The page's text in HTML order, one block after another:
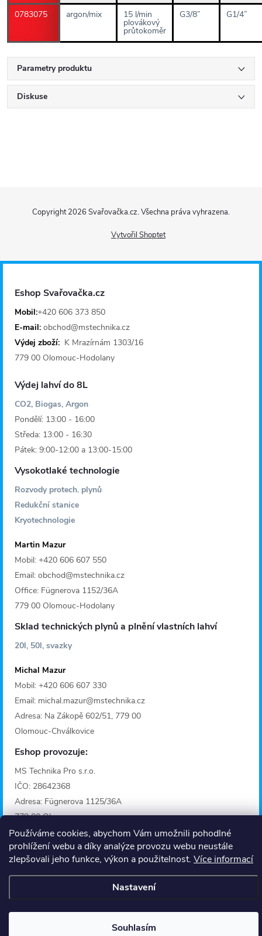
Používáme cookies, abychom Vám umožnili pohodlné
prohlížení webu a díky analýze provozu webu neustále
zlepšovali jeho funkce, výkon a použitelnost. Více informací
Nastavení
Souhlasím
0783075 argon/mix 15 l/min
plovákový
průtokoměr
G3/8” G1/4”
Parametry produktu
Diskuse
p
Vytvořil Shoptet
Copyright 2026 Svařovačka.cz. Všechna práva vyhrazena.
Eshop Svařovačka.cz
Mobil:+420 606 373 850
E-mail: obchod@mstechnika.cz
Výdej zboží: K Mrazírnám 1303/16
779 00 Olomouc-Hodolany
Výdej lahví do 8L
CO2, Biogas, Argon
Pondělí: 13:00 - 16:00
Středa: 13:00 - 16:30
Pátek: 9:00-12:00 a 13:00-15:00
Vysokotlaké technologie
Rozvody protech. plynů
Redukční stanice
Kryotechnologie
Martin Mazur
Mobil: +420 606 607 550
Email: obchod@mstechnika.cz
Office: Fügnerova 1152/36A
779 00 Olomouc-Hodolany
Sklad technických plynů a plnění vlastních lahví
20l, 50l, svazky
Michal Mazur
Mobil: +420 606 607 330
Email: michal.mazur@mstechnika.cz
Adresa: Na Zákopě 602/51, 779 00
Olomouc-Chválkovice
Eshop provozuje:
MS Technika Pro s.r.o.
IČO: 28642368
Adresa: Fügnerova 1125/36A
779 00 Olomouc
Provozní doba
Informace
O nás